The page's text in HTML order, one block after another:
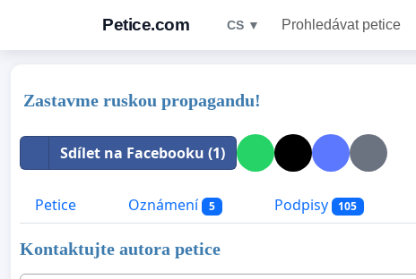
Petice.com CS ▼ Prohledávat petice
Zastavme ruskou propagandu!
Sdílet na Facebooku (1)
Petice Oznámení 5 Podpisy 105
Kontaktujte autora petice